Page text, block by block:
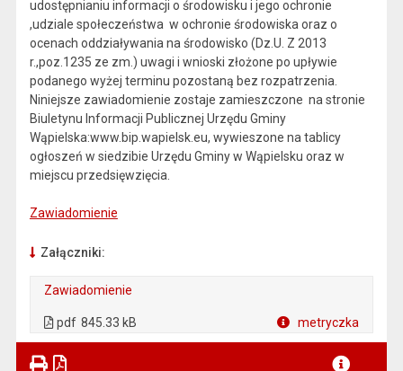
udostępnianiu informacji o środowisku i jego ochronie
,udziale społeczeństwa w ochronie środowiska oraz o
ocenach oddziaływania na środowisko (Dz.U. Z 2013
r.,poz.1235 ze zm.) uwagi i wnioski złożone po upływie
podanego wyżej terminu pozostaną bez rozpatrzenia.
Niniejsze zawiadomienie zostaje zamieszczone na stronie
Biuletynu Informacji Publicznej Urzędu Gminy
Wąpielska:www.bip.wapielsk.eu, wywieszone na tablicy
ogłoszeń w siedzibie Urzędu Gminy w Wąpielsku oraz w
miejscu przedsięwzięcia.
Zawiadomienie
Załączniki:
Zawiadomienie
pdf 845.33 kB metryczka